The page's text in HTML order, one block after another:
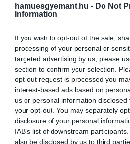
hamuesgyemant.hu - Do Not
Information
If you wish to opt-out of the sale,
processing of your personal or
targeted advertising by us, please
section to confirm your selection.
opt-out request is processed you
interest-based ads based on
us or personal information
your opt-out. You may separately
disclosure of your personal
IAB’s list of downstream
also be disclosed by us to third
tau-fehérje esetében viszont
középkorban magasabb volt a
azokon az agyterületeken,
korai szakaszában érintettek.
Mulligan
idegtudós is
Az eredmények arra
középkorban mért
szint védelmet nyújthat
kialakulásával szemben,